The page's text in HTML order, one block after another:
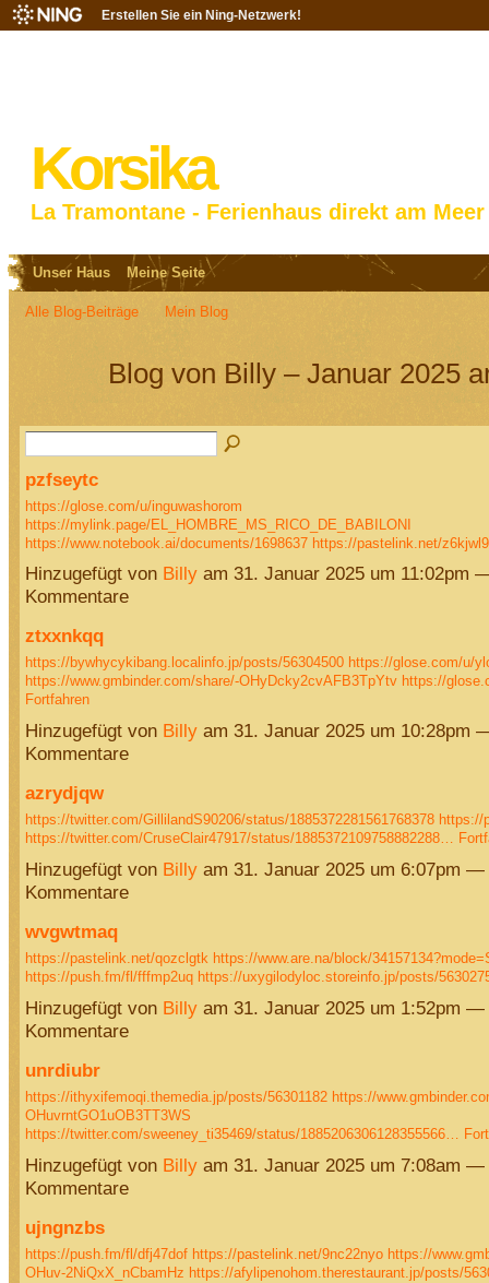
Erstellen Sie ein Ning-Netzwerk!
Korsika
La Tramontane - Ferienhaus direkt am Meer
Unser Haus Meine Seite
Alle Blog-Beiträge Mein Blog
Blog von Billy – Januar 2025
pzfseytc
https://glose.com/u/inguwashorom
https://mylink.page/EL_HOMBRE_MS_RICO_DE_BABILONI
https://www.notebook.ai/documents/1698637 https://pastelink.net/
Hinzugefügt von Billyam 31. Januar 2025 um 11:02pm
Kommentare
ztxxnkqq
https://bywhycykibang.localinfo.jp/posts/56304500 https://glose.com/u/
https://www.gmbinder.com/share/-OHyDcky2cvAFB3TpYtv https://
Fortfahren
Hinzugefügt von Billyam 31. Januar 2025 um 10:28pm
Kommentare
azrydjqw
https://twitter.com/GillilandS90206/status/1885372281561768378 https://
https://twitter.com/CruseClair47917/status/1885372109758882288…
Hinzugefügt von Billyam 31. Januar 2025 um 6:07pm —
Kommentare
wvgwtmaq
https://pastelink.net/qozclgtk https://www.are.na/block/
https://push.fm/fl/fffmp2uq https://uxygilodyloc.storeinfo.jp/posts/
Hinzugefügt von Billyam 31. Januar 2025 um 1:52pm —
Kommentare
unrdiubr
https://ithyxifemoqi.themedia.jp/posts/56301182 https://
OHuvrntGO1uOB3TT3WS
https://twitter.com/sweeney_ti35469/status/1885206306128355566…
Hinzugefügt von Billyam 31. Januar 2025 um 7:08am —
Kommentare
ujngnzbs
https://push.fm/fl/dfj47dof https://pastelink.net/9nc22nyo https://
OHuv-2NiQxX_nCbamHz https://afylipenohom.therestaurant.jp/posts/